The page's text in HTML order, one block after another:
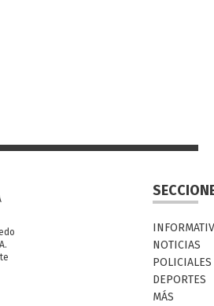
NOTICIAS
POLICIALES
DEPORTES
MÁS